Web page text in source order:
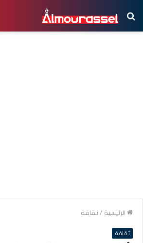
بحث
عن
الرئيسية / ثقافة
ثقافة